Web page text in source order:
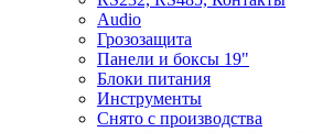
Audio
Грозозащита
Панели и боксы 19"
Блоки питания
Инструменты
Снято с производства